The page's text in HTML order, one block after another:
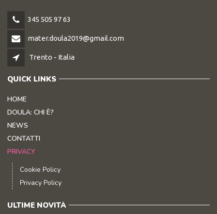
345 505 97 63
mater.doula2019@gmail.com
Trento - Italia
QUICK LINKS
HOME
DOULA: CHI È?
NEWS
CONTATTI
PRIVACY
Cookie Policy
Privacy Policy
ULTIME NOVITÀ